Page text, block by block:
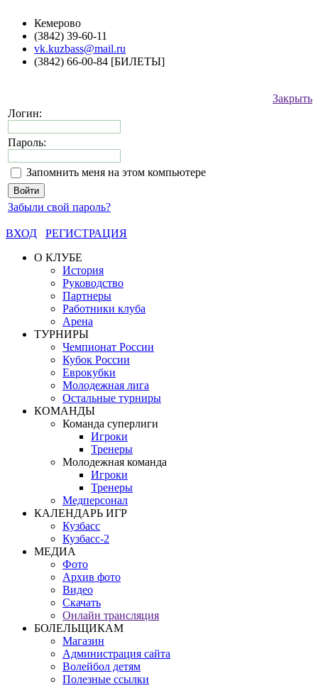
Кемерово
(3842) 39-60-11
vk.kuzbass@mail.ru
(3842) 66-00-84 [БИЛЕТЫ]
Закрыть
Логин:
Пароль:
Запомнить меня на этом компьютере
Забыли свой пароль?
ВХОД
РЕГИСТРАЦИЯ
О КЛУБЕ
История
Руководство
Партнеры
Работники клуба
Арена
ТУРНИРЫ
Чемпионат России
Кубок России
Еврокубки
Молодежная лига
Остальные турниры
КОМАНДЫ
Команда суперлиги
Игроки
Тренеры
Молодежная команда
Игроки
Тренеры
Медперсонал
КАЛЕНДАРЬ ИГР
Кузбасс
Кузбасс-2
МЕДИА
Фото
Архив фото
Видео
Скачать
Онлайн трансляция
БОЛЕЛЬЩИКАМ
Магазин
Администрация сайта
Волейбол детям
Полезные ссылки